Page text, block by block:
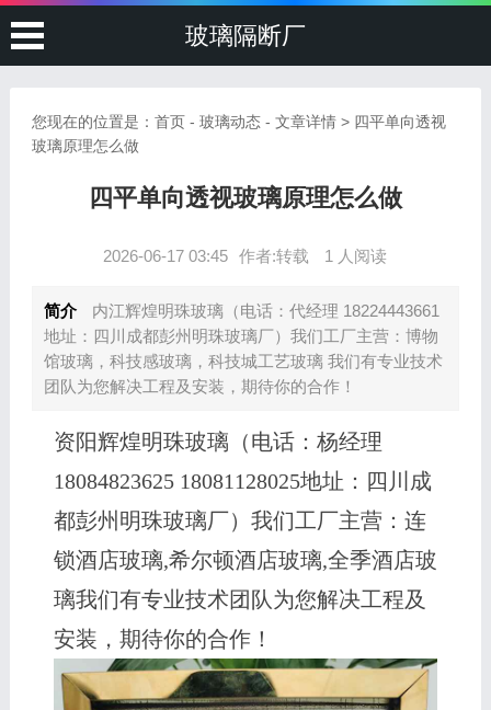
玻璃隔断厂
您现在的位置是： 首页- 玻璃动态- 文章详情 > 四平单向透视
玻璃原理怎么做
四平单向透视玻璃原理怎么做
2026-06-17 03:45 作者:转载 1 人阅读
简介
内江辉煌明珠玻璃（电话：代经理 18224443661
地址：四川成都彭州明珠玻璃厂）我们工厂主营：博物
馆玻璃，科技感玻璃，科技城工艺玻璃 我们有专业技术
团队为您解决工程及安装，期待你的合作！
资阳辉煌明珠玻璃（电话：杨经理
18084823625 18081128025地址：四川成
都彭州明珠玻璃厂）我们工厂主营：连
锁酒店玻璃,希尔顿酒店玻璃,全季酒店玻
璃我们有专业技术团队为您解决工程及
安装，期待你的合作！